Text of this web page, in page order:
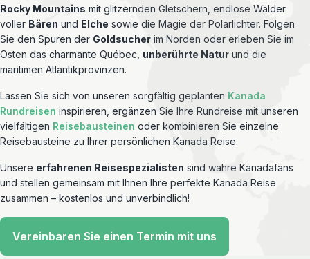
Rocky Mountains mit glitzernden Gletschern, endlose Wälder
voller Bären und Elche sowie die Magie der Polarlichter. Folgen
Sie den Spuren der Goldsucher im Norden oder erleben Sie im
Osten das charmante Québec, unberührte Natur und die
maritimen Atlantikprovinzen.
Lassen Sie sich von unseren sorgfältig geplanten Kanada
Rundreisen inspirieren, ergänzen Sie Ihre Rundreise mit unseren
vielfältigen Reisebausteinen oder kombinieren Sie einzelne
Reisebausteine zu Ihrer persönlichen Kanada Reise.
Unsere erfahrenen Reisespezialisten sind wahre Kanadafans
und stellen gemeinsam mit Ihnen Ihre perfekte Kanada Reise
zusammen – kostenlos und unverbindlich!
Vereinbaren Sie einen Termin mit uns